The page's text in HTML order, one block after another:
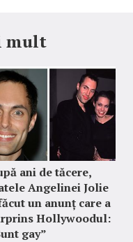
mult
ani de tăcere,
Angelinei Jolie
un anunț care a
Hollywoodul:
gay”